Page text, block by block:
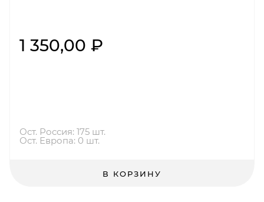
1 350,00 ₽
Ост. Россия: 175 шт.
Ост. Европа: 0 шт.
В КОРЗИНУ